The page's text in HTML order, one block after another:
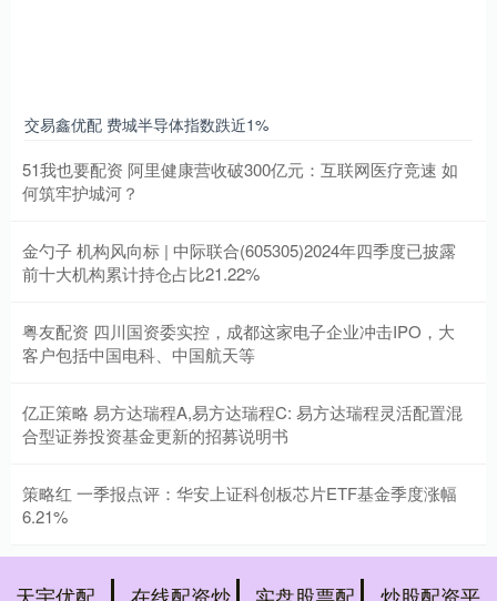
交易鑫优配 费城半导体指数跌近1%
51我也要配资 阿里健康营收破300亿元：互联网医疗竞速 如
何筑牢护城河？
金勺子 机构风向标 | 中际联合(605305)2024年四季度已披露
前十大机构累计持仓占比21.22%
粤友配资 四川国资委实控，成都这家电子企业冲击IPO，大
客户包括中国电科、中国航天等
亿正策略 易方达瑞程A,易方达瑞程C: 易方达瑞程灵活配置混
合型证券投资基金更新的招募说明书
策略红 一季报点评：华安上证科创板芯片ETF基金季度涨幅
6.21%